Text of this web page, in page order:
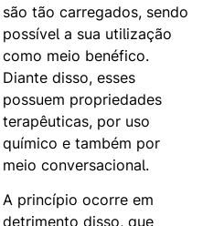
são tão carregados, sendo
possível a sua utilização
como meio benéfico.
Diante disso, esses
possuem propriedades
terapêuticas, por uso
químico e também por
meio conversacional.
A princípio ocorre em
detrimento disso, que